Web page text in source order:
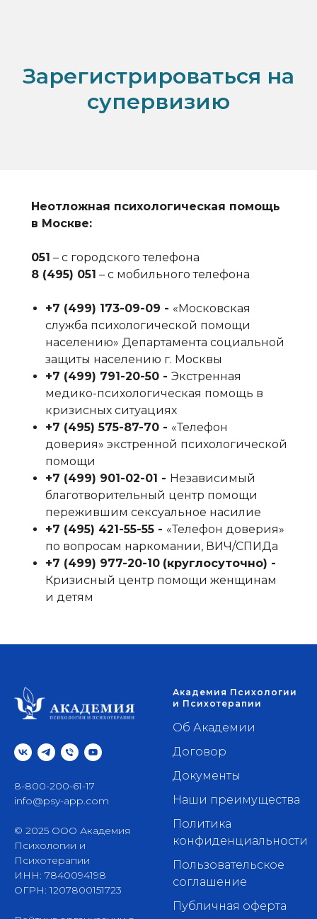
Зарегистрироваться на
супервизию
Неотложная психологическая помощь
в Москве:
051 – с городского телефона
8 (495) 051 – с мобильного телефона
+7 (499) 173-09-09‬ - «Московская
служба психологической помощи
населению» Департамента социальной
защиты населению г. Москвы
+7 (499) 791-20-50‬ - Экстренная
медико-психологическая помощь в
кризисных ситуациях
+7 (495) 575-87-70‬ - «Телефон
доверия» экстренной психологической
помощи
+7 (499) 901-02-01‬ - Независимый
благотворительный центр помощи
пережившим сексуальное насилие
+7 (495) 421-55-55‬ - «Телефон доверия»
по вопросам наркомании, ВИЧ/СПИДа
+7 (499) 977-20-10 (круглосуточно) -
Кризисный центр помощи женщинам
и детям
8-800-200-61-17
info@psy-app.com
© 2025 ООО Академия
Психологии и
Психотерапии
ИНН: 7840094198
ОГРН: 1207800151723
Академия Психологии
и Психотерапии
Об Академии
Договор
Документы
Наши преимущества
Политика
конфиденциальности
Пользовательское
соглашение
Публичная оферта